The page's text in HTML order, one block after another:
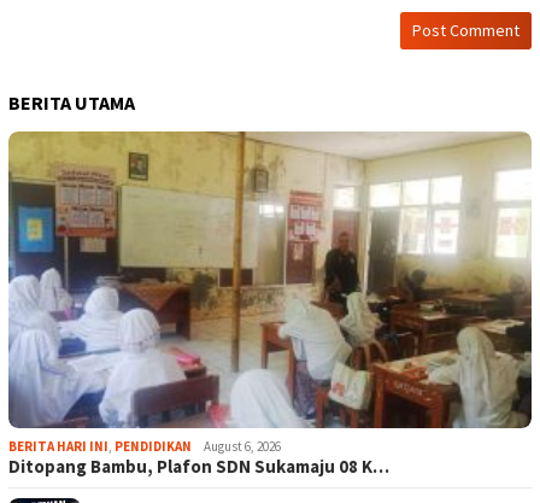
BERITA UTAMA
BERITA HARI INI, PENDIDIKAN August 6, 2026
Ditopang Bambu, Plafon SDN Sukamaju 08 K…